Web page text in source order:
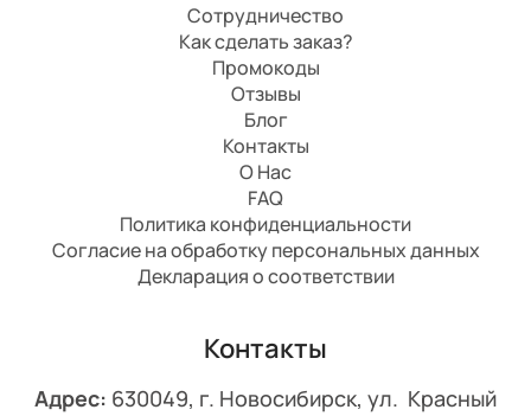
Сотрудничество
Как сделать заказ?
Промокоды
Отзывы
Блог
Контакты
О Нас
FAQ
Политика конфиденциальности
Согласие на обработку персональных данных
Декларация о соответствии
Контакты
Адрес: 630049, г. Новосибирск, ул. Красный